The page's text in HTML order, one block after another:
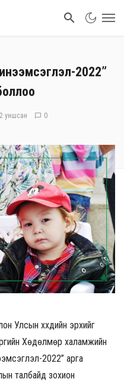
2022”
уншсан 0
Улсын хүүхдийн эрхийг
Хөдөлмөр халамжийн
2022” арга
талбайд зохион